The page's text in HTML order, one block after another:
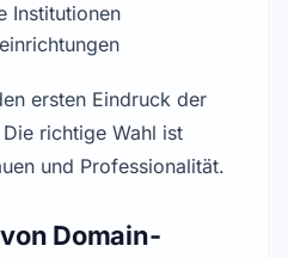
Institutionen
ersten Eindruck der
richtige Wahl ist
und Professionalität.
Domain-